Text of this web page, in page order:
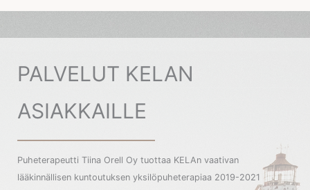
PALVELUT KELAN
ASIAKKAILLE
Puheterapeutti Tiina Orell Oy tuottaa KELAn vaativan
lääkinnällisen kuntoutuksen yksilöpuheterapiaa 2019-2021